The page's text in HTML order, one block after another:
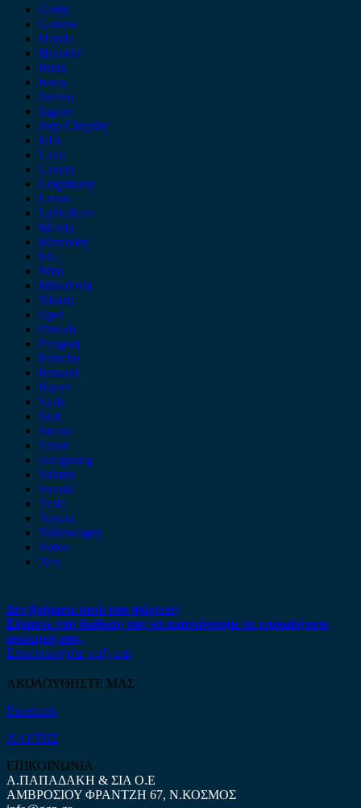
Geely
Gonow
Honda
Hyundai
Isuzu
iveco
Jaecoo
Jaguar
Jeep Chrysler
KIA
Lada
Lancia
Leapmotor
Lexus
Lynk & co
Mazda
Mercedes
MG
Mini
Mitsubishi
Nissan
Opel
Omoda
Peugeot
Porsche
Renault
Rover
Saab
Seat
Skoda
Smart
ssangyong
Subaru
Suzuki
Tesla
Toyota
Volkswagen
Volvo
Xev
Δεν βρήκατε αυτό που ψάχνετε;
Είμαστε στη διάθεση σας να απαντήσουμε σε οποιαδήποτε
ερώτηση σας.
Επικοινωνήστε μαζί μας
ΑΚΟΛΟΥΘΗΣΤΕ ΜΑΣ
Facebook
ΧΑΡΤΗΣ
ΕΠΙΚΟΙΝΩΝΙΑ
Α.ΠΑΠΑΔΑΚΗ & ΣΙΑ Ο.Ε
ΑΜΒΡΟΣΙΟΥ ΦΡΑΝΤΖΗ 67, Ν.ΚΟΣΜΟΣ